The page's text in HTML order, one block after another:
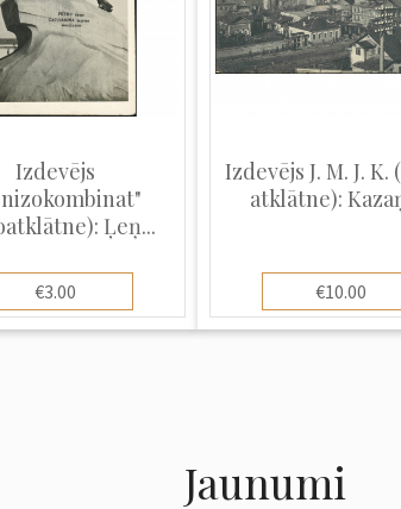
Izdevējs
Ļeņ...
€3.00
Izdevējs J. M. J. K.
atklātne):
€10.00
Jaunumi